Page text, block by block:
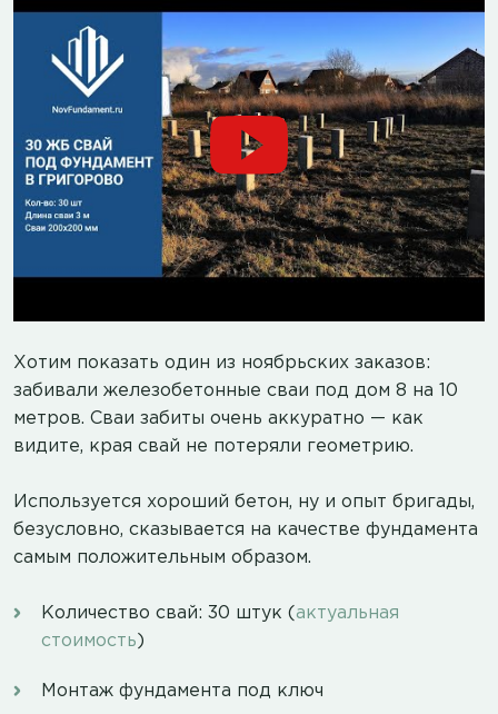
Хотим показать один из ноябрьских заказов:
забивали железобетонные сваи под дом 8 на 10
метров. Сваи забиты очень аккуратно — как
видите, края свай не потеряли геометрию.
Используется хороший бетон, ну и опыт бригады,
безусловно, сказывается на качестве фундамента
самым положительным образом.
Количество свай: 30 штук ( актуальная
стоимость )
Монтаж фундамента под ключ